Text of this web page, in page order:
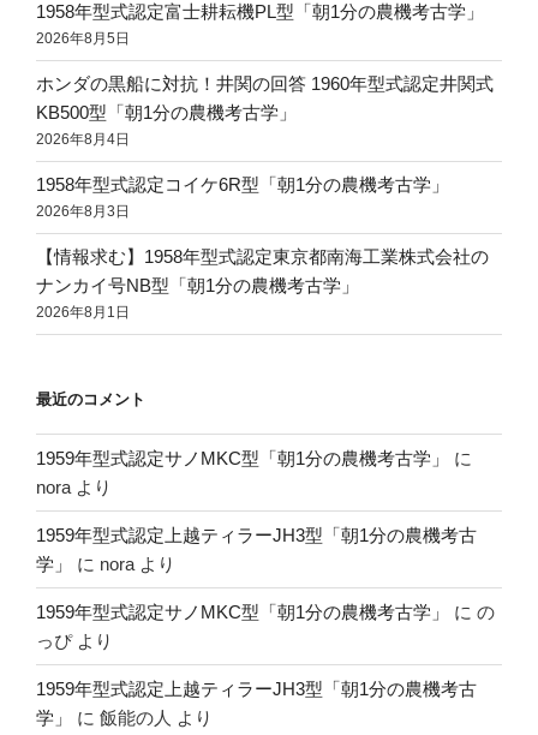
1958年型式認定富士耕耘機PL型「朝1分の農機考古学」
2026年8月5日
ホンダの黒船に対抗！井関の回答 1960年型式認定井関式
KB500型「朝1分の農機考古学」
2026年8月4日
1958年型式認定コイケ6R型「朝1分の農機考古学」
2026年8月3日
【情報求む】1958年型式認定東京都南海工業株式会社の
ナンカイ号NB型「朝1分の農機考古学」
2026年8月1日
最近のコメント
1959年型式認定サノMKC型「朝1分の農機考古学」
に
nora より
1959年型式認定上越ティラーJH3型「朝1分の農機考古
学」
に nora より
1959年型式認定サノMKC型「朝1分の農機考古学」 に の
っぴより
1959年型式認定上越ティラーJH3型「朝1分の農機考古
学」
に 飯能の人 より